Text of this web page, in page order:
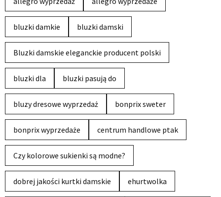
bluzki damkie bluzki damski
Bluzki damskie eleganckie producent polski
bluzki dla bluzki pasują do
bluzy dresowe wyprzedaż bonprix sweter
bonprix wyprzedaże centrum handlowe ptak
Czy kolorowe sukienki są modne?
dobrej jakości kurtki damskie ehurtwolka